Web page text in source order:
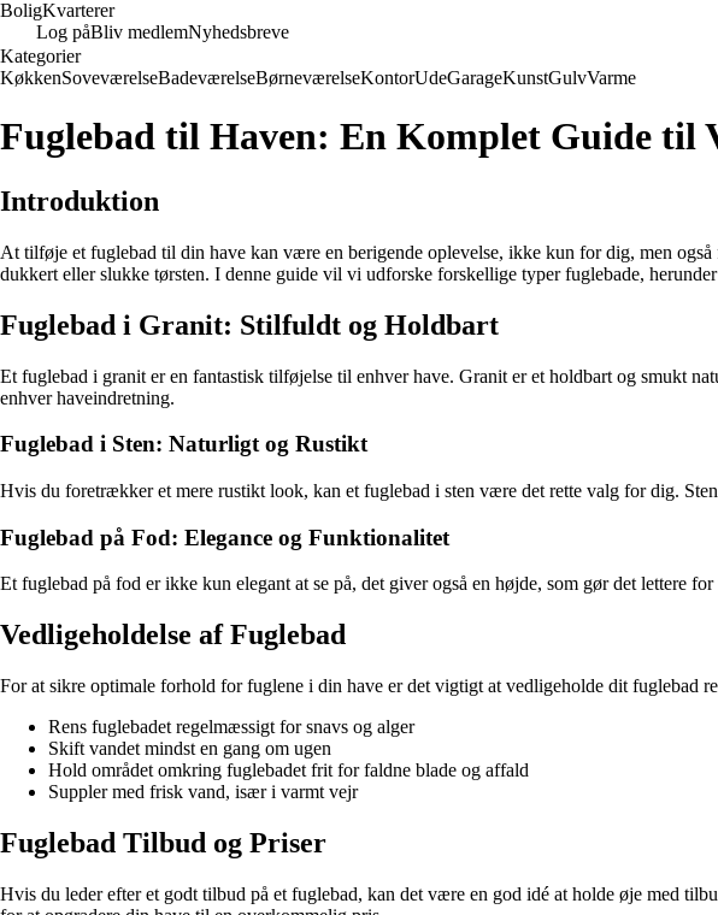
BoligKvarterer
Log påBliv medlemNyhedsbreve
Kategorier
KøkkenSoveværelseBadeværelseBørneværelseKontorUdeGarageKunstGulvVarme
Fuglebad til Haven: En Komplet Guide til
Introduktion
At tilføje et fuglebad til din have kan være en berigende oplevelse, ikke kun for dig, men
dukkert eller slukke tørsten. I denne guide vil vi udforske forskellige typer fuglebade,
Fuglebad i Granit: Stilfuldt og Holdbart
Et fuglebad i granit er en fantastisk tilføjelse til enhver have. Granit er et holdbart og smukt
enhver haveindretning.
Fuglebad i Sten: Naturligt og Rustikt
Hvis du foretrækker et mere rustikt look, kan et fuglebad i sten være det rette valg for dig.
Fuglebad på Fod: Elegance og Funktionalitet
Et fuglebad på fod er ikke kun elegant at se på, det giver også en højde, som gør det lettere
Vedligeholdelse af Fuglebad
For at sikre optimale forhold for fuglene i din have er det vigtigt at vedligeholde dit fuglebad
Rens fuglebadet regelmæssigt for snavs og alger
Skift vandet mindst en gang om ugen
Hold området omkring fuglebadet frit for faldne blade og affald
Suppler med frisk vand, især i varmt vejr
Fuglebad Tilbud og Priser
Hvis du leder efter et godt tilbud på et fuglebad, kan det være en god idé at holde øje med